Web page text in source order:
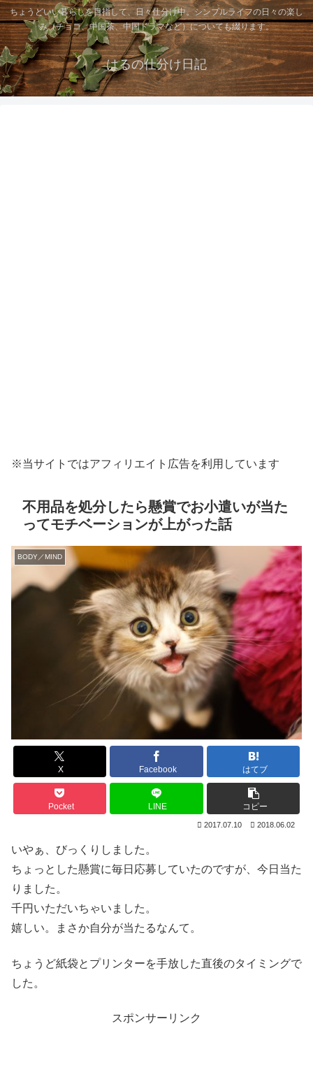
ちょうどいい暮らしを目指して、日々仕分け中。シンプルライフの日々の楽し
み（チョコ、中国茶、中国ドラマなど）についても綴ります。
はるの仕分け日記
※当サイトではアフィリエイト広告を利用しています
不用品を処分したら懸賞でお小遣いが当た
ってモチベーションが上がった話
BODY／MIND
X Facebook はてブ
Pocket LINE コピー
2017.07.10 2018.06.02
いやぁ、びっくりしました。
ちょっとした懸賞に毎日応募していたのですが、今日当た
りました。
千円いただいちゃいました。
嬉しい。まさか自分が当たるなんて。
ちょうど紙袋とプリンターを手放した直後のタイミングで
した。
スポンサーリンク